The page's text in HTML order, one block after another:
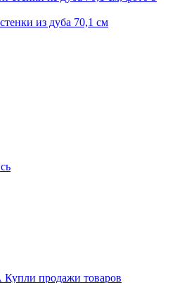
из дуба 70,1 см
продажи товаров